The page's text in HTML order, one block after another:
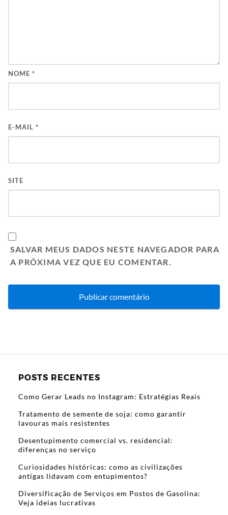
NOME *
E-MAIL *
SITE
SALVAR MEUS DADOS NESTE NAVEGADOR PARA
A PRÓXIMA VEZ QUE EU COMENTAR.
POSTS RECENTES
Como Gerar Leads no Instagram: Estratégias Reais
Tratamento de semente de soja: como garantir
lavouras mais resistentes
Desentupimento comercial vs. residencial:
diferenças no serviço
Curiosidades históricas: como as civilizações
antigas lidavam com entupimentos?
Diversificação de Serviços em Postos de Gasolina:
Veja ideias lucrativas